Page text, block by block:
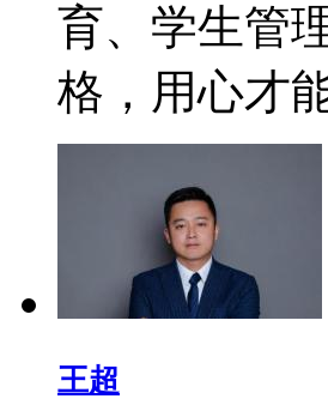
育、学生
格，用心才
王超